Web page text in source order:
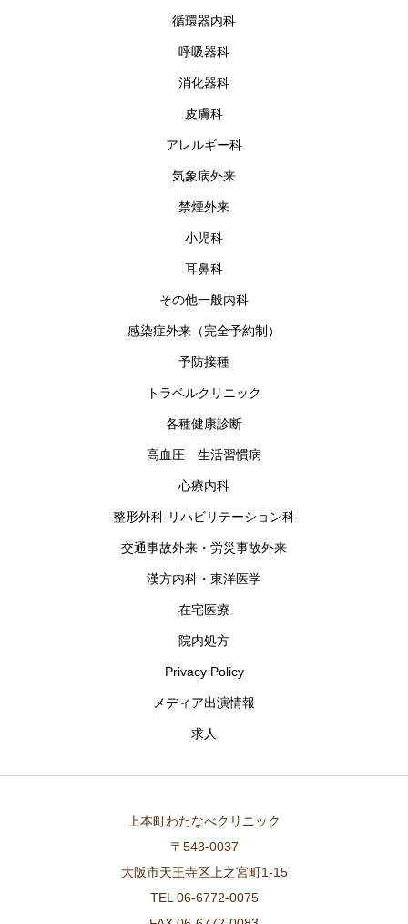
循環器内科
呼吸器科
消化器科
皮膚科
アレルギー科
気象病外来
禁煙外来
小児科
耳鼻科
その他一般内科
感染症外来（完全予約制）
予防接種
トラベルクリニック
各種健康診断
高血圧 生活習慣病
心療内科
整形外科 リハビリテーション科
交通事故外来・労災事故外来
漢方内科・東洋医学
在宅医療
院内処方
Privacy Policy
メディア出演情報
求人
上本町わたなべクリニック
〒543-0037
大阪市天王寺区上之宮町1-15
TEL 06-6772-0075